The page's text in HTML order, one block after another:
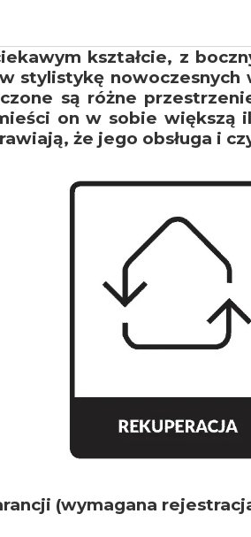
kształcie, z
są różne
on w sobie większą
że jego obsługa i
(wymagana